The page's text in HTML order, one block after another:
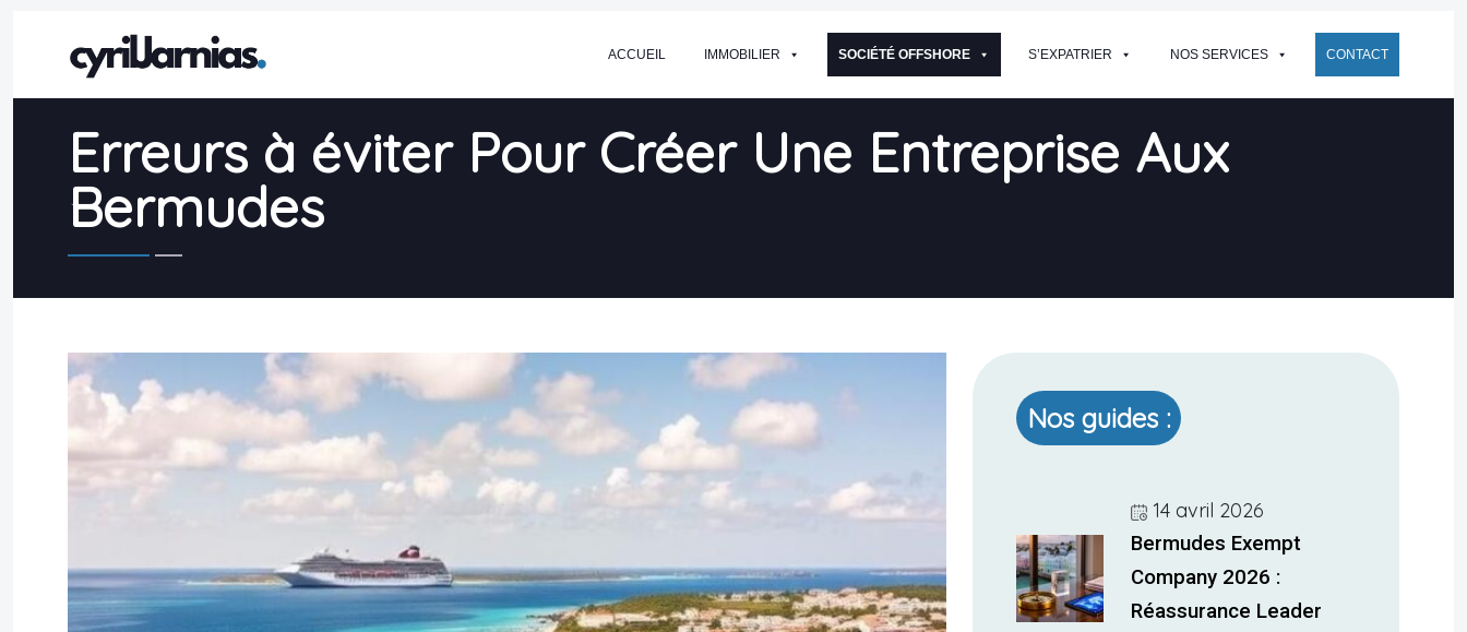
ACCUEIL IMMOBILIER SOCIÉTÉ OFFSHORE S’EXPATRIER NOS SERVICES CONTACT
Erreurs à éviter Pour Créer Une Entreprise Aux
Bermudes
Nos guides :
14 avril 2026
Bermudes Exempt
Company 2026 :
Réassurance Leader